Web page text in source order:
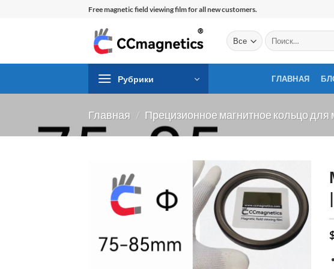
Free magnetic field viewing film for all new customers.
Искать:
Рубрики ГЛАВНАЯ
Главная / Прецизионное магнитное кольцо для